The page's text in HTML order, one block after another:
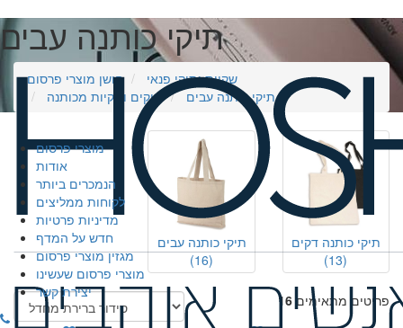
מוצרי פרסום
אודות
הנמכרים ביותר
לקוחות ממליצים
מדיניות פרטיות
חדש על המדף
מגזין מוצרי פרסום
מוצרי פרסום שעשינו
יצירת קשר
תיקי כותנה עבים
חושן מוצרי פרסום
שקיות ותיקי פנאי
תיקים ושקיות מכותנה
תיקי כותנה עבים
תיקי כותנה דקים
(13)
תיקי כותנה עבים
(16)
16 פריטים מתאימים